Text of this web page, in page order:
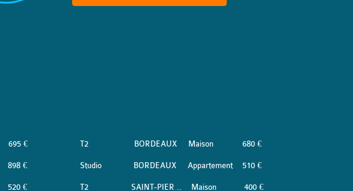
695 €
898 €
520 €
T2 BORDEAUX Maison 680 €
Studio BORDEAUX Appartement 510 €
T2 SAINT-PIER .. Maison 400 €